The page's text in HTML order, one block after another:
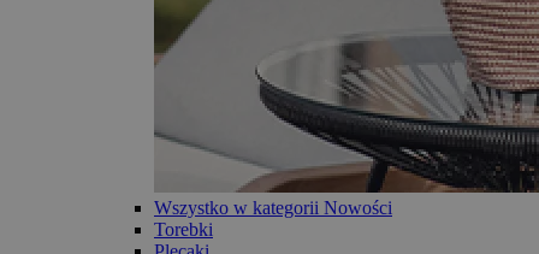
Wszystko w kategorii Nowości
Torebki